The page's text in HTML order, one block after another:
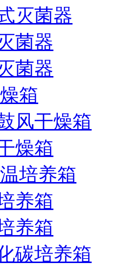
灭菌器
菌器
菌器
箱
风干燥箱
燥箱
培养箱
养箱
养箱
碳培养箱